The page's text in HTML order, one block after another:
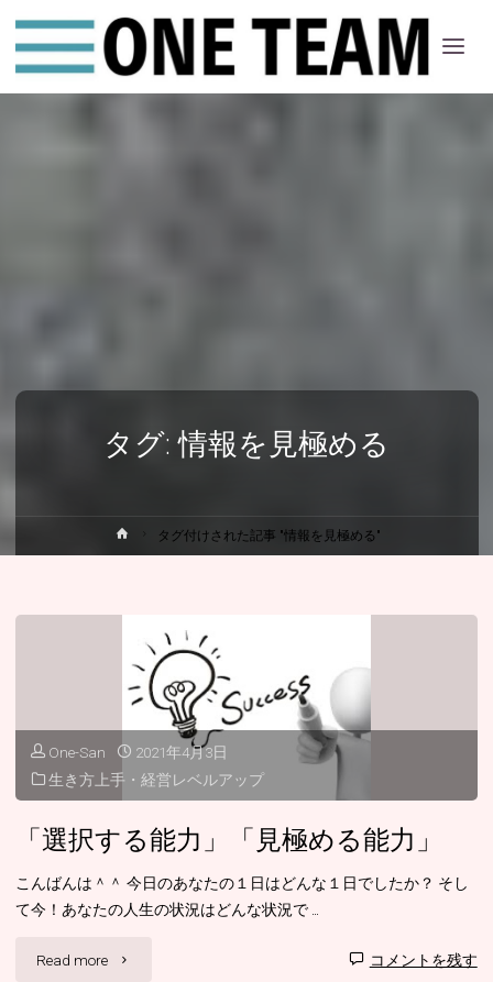
ちー
む
タグ:情報を見極める
ー
タグ付けされた記事 "情報を見極める"
One-San
2021年4月3日
生き方上手・経営レベルアップ
「選択する能力」「見極める能力」
こんばんは＾＾ 今日のあなたの１日はどんな１日でしたか？ そし
て今！あなたの人生の状況はどんな状況で …
Read more "「選 コメントを残す